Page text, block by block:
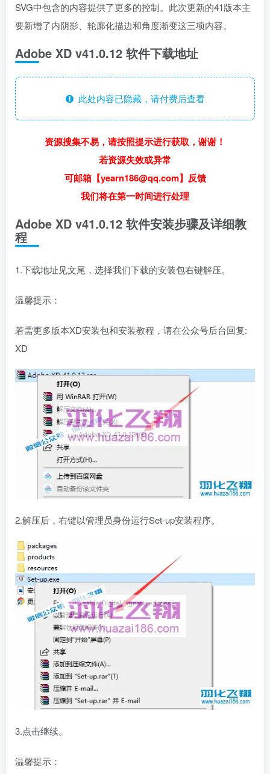
SVG中包含的内容提供了更多的控制。此次更新的41版本主
要新增了内阴影、轮廓化描边和角度渐变这三项内容。
Adobe XD v41.0.12 软件下载地址
此处内容已隐藏，请付费后查看
资源搜集不易，请按照提示进行获取，谢谢！
若资源失效或异常
可邮箱【yearn186@qq.com】反馈
我们将在第一时间进行处理
Adobe XD v41.0.12 软件安装步骤及详细教
程
1.下载地址见文尾，选择我们下载的安装包右键解压。
温馨提示：
若需更多版本XD安装包和安装教程，请在公众号后台回复:
XD
2.解压后，右键以管理员身份运行Set-up安装程序。
3.点击继续。
温馨提示：